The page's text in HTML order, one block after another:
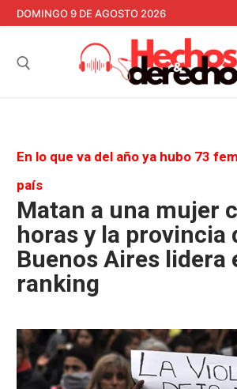
contenido
DOMINGO 9 DE AGOSTO 2026
En lo que va del año ya hubo 73
país
Matan a una mujer
horas y la provincia
Buenos Aires lidera
ranking